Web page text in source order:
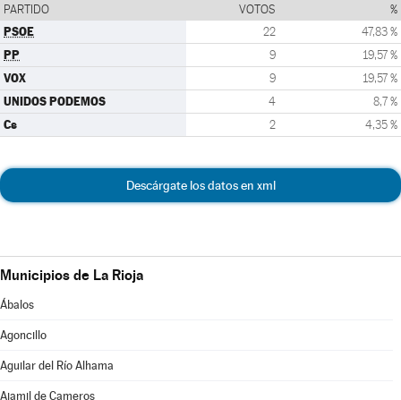
PARTIDO VOTOS %
PSOE 22 47,83 %
PP 9 19,57 %
VOX 9 19,57 %
UNIDOS PODEMOS 4 8,7 %
Cs 2 4,35 %
Descárgate los datos en xml
Municipios de La Rioja
Ábalos
Agoncillo
Aguilar del Río Alhama
Ajamil de Cameros